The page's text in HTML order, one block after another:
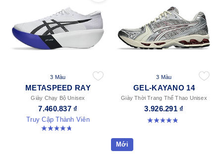
3 Màu
METASPEED RAY
Giày Chạy Bộ Unisex
7.460.837 ₫
Truy Cập Thành Viên
4.8 trong số 5 sao. 186 đánh giá
3 Màu
GEL-KAYANO 14
Giày Thời Trang Thể Thao Unisex
3.926.291 ₫
4.8 trong số 5 sao. 111 đánh giá
Mới